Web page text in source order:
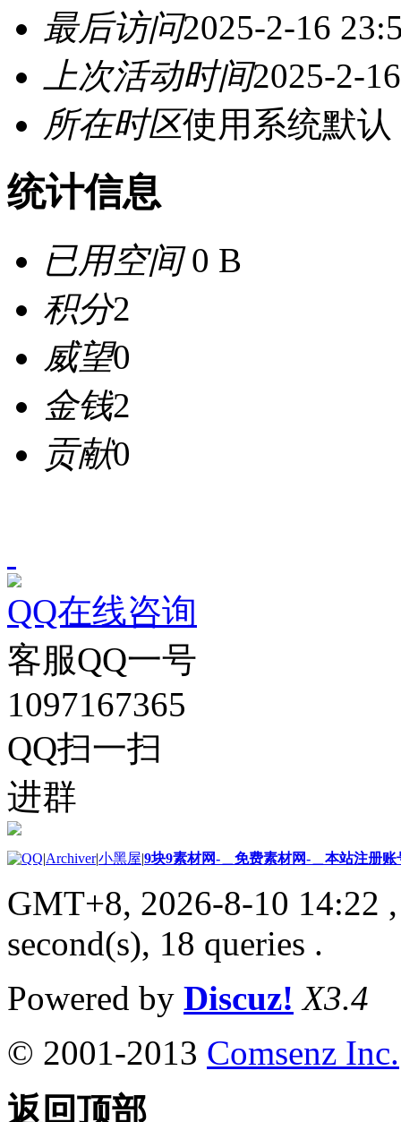
最后访问2025-2-16
上次活动时间2025-2-
所在时区使用系统默认
统计信息
已用空间0 B
积分2
威望0
金钱2
贡献0
QQ在线咨询
客服QQ一号
1097167365
QQ扫一扫
进群
|Archiver|小黑屋|9块9素材网-＿免费素材网-＿本站注册账
GMT+8, 2026-8-10 14:22
second(s), 18 queries .
Powered by Discuz! X3.4
© 2001-2013 Comsenz Inc.
返回顶部